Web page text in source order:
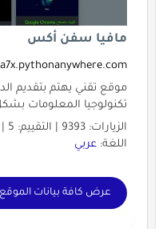
مافيا سفن أكس
موقع تقني يهتم بتقديم
تكنولوجيا المعلومات
الزيارات: 9393 | التقييم: 5 | المقيّمين: 3 | الدولة:
اللغة: عربي
عرض كافة بيانات الموقع